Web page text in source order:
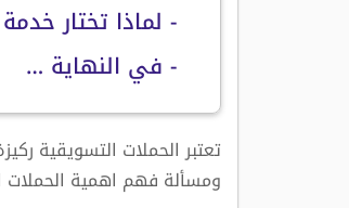
- لماذا تختار
- في النهاية …
تعتبر الحملات التسويقية
ومسألة فهم اهمية الحملات